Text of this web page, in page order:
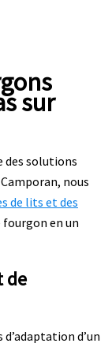
sur
des solutions
nous
de lits et des
en un
de
d’un